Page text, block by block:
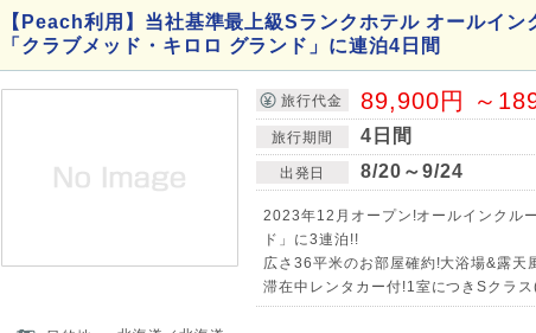
【Peach利用】当社基準最上級Sランクホテル オールイン
「クラブメッド・キロロ グランド」に連泊4日間
旅行代金 89,900円 ～
旅行期間 4日間
出発日 8/20～9/24
2023年12月オープン!オールインクル
ド」に3連泊!!
広さ36平米のお部屋確約!大浴場&露天
滞在中レンタカー付!1室につきSクラ